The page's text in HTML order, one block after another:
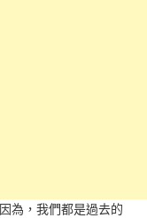
為，我們都是過去的